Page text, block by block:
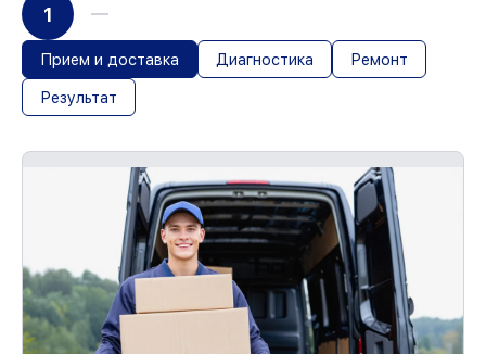
1
Прием и доставка Диагностика Ремонт
Результат